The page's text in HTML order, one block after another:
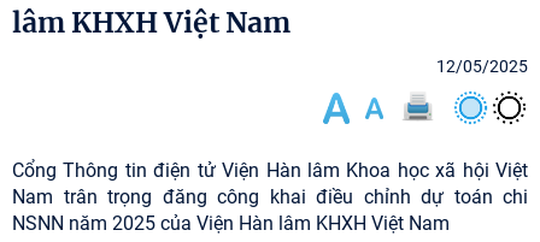
lâm KHXH Việt Nam
12/05/2025
Cổng Thông tin điện tử Viện Hàn lâm Khoa học xã hội Việt
Nam trân trọng đăng công khai điều chỉnh dự toán chi
NSNN năm 2025 của Viện Hàn lâm KHXH Việt Nam